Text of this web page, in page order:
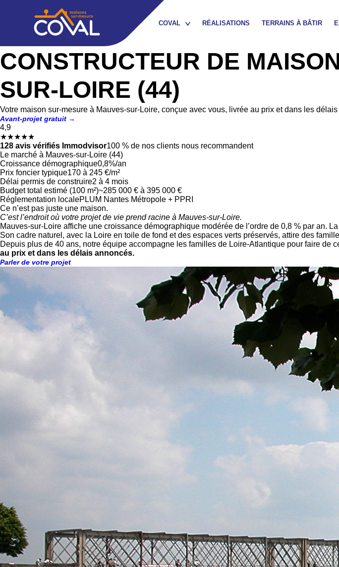
COVAL
QUI SOMMES-NOUS ?
NOTRE ÉQUIPE /
RECRUTEMENT
NOTRE CONTRAT DE
RÉALISATIONS TERRAINS À BÂTIR
Constructeur de maison depuis plus de 40 ans en Loire-Atlantique
CONSTRUCTEUR DE
SUR-LOIRE (44)
Votre maison sur-mesure à Mauves-sur-Loire, conçue avec vous, livrée au prix et dans les
Avant-projet gratuit →
4,9
★★★★★
128 avis vérifiés Immodvisor100 % de nos clients nous recommandent
Le marché à Mauves-sur-Loire (44)
Croissance démographique0,8%/an
Prix foncier typique170 à 245 €/m²
Délai permis de construire2 à 4 mois
Budget total estimé (100 m²)~285 000 € à 395 000 €
Réglementation localePLUM Nantes Métropole + PPRI
Ce n’est pas juste une maison.
C’est l’endroit où votre projet de vie prend racine à Mauves-sur-Loire.
Mauves-sur-Loire affiche une croissance démographique modérée de l’ordre de 0,8 % par an.
Son cadre naturel, avec la Loire en toile de fond et des espaces verts préservés, attire des
Depuis plus de 40 ans, notre équipe accompagne les familles de Loire-Atlantique pour faire de
au prix et dans les délais annoncés.
Parler de votre projet